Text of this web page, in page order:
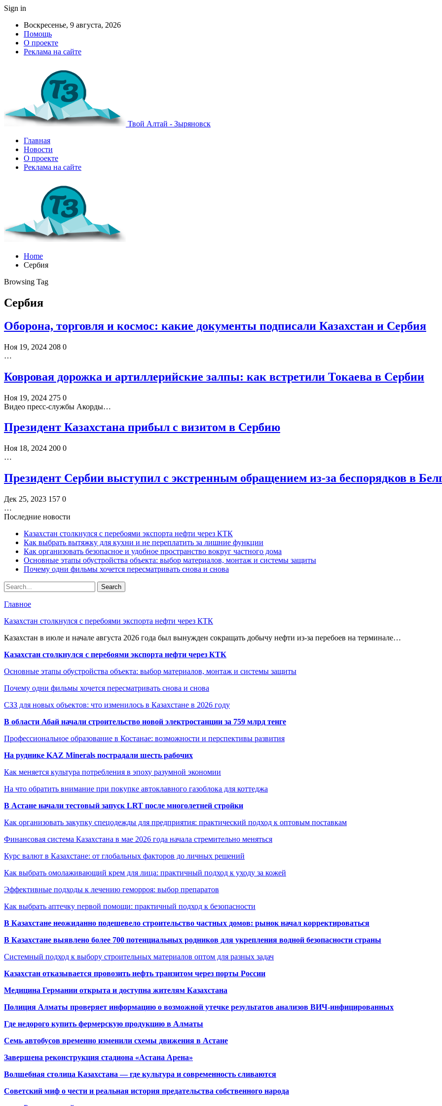
Sign in
Воскресенье, 9 августа, 2026
Помощь
О проекте
Реклама на сайте
Твой Алтай - Зыряновск
Главная
Новости
О проекте
Реклама на сайте
Home
Сербия
Browsing Tag
Сербия
Оборона, торговля и космос: какие документы подписали Казахстан и Сербия
Ноя 19, 2024 208 0
…
Ковровая дорожка и артиллерийские залпы: как встретили Токаева в Сербии
Ноя 19, 2024 275 0
Видео пресс-службы Акорды…
Президент Казахстана прибыл с визитом в Сербию
Ноя 18, 2024 200 0
…
Президент Сербии выступил с экстренным обращением из-за беспорядков в
Дек 25, 2023 157 0
…
Последние новости
Казахстан столкнулся с перебоями экспорта нефти через КТК
Как выбрать вытяжку для кухни и не переплатить за лишние функции
Как организовать безопасное и удобное пространство вокруг частного дома
Основные этапы обустройства объекта: выбор материалов, монтаж и системы защиты
Почему одни фильмы хочется пересматривать снова и снова
Главное
Казахстан столкнулся с перебоями экспорта нефти через КТК
Казахстан в июле и начале августа 2026 года был вынужден сокращать добычу нефти из-за перебоев на терминале…
Казахстан столкнулся с перебоями экспорта нефти через КТК
Основные этапы обустройства объекта: выбор материалов, монтаж и системы защиты
Почему одни фильмы хочется пересматривать снова и снова
СЗЗ для новых объектов: что изменилось в Казахстане в 2026 году
В области Абай начали строительство новой электростанции за 759 млрд тенге
Профессиональное образование в Костанае: возможности и перспективы развития
На руднике KAZ Minerals пострадали шесть рабочих
Как меняется культура потребления в эпоху разумной экономии
На что обратить внимание при покупке автоклавного газоблока для коттеджа
В Астане начали тестовый запуск LRT после многолетней стройки
Как организовать закупку спецодежды для предприятия: практический подход к оптовым поставкам
Финансовая система Казахстана в мае 2026 года начала стремительно меняться
Курс валют в Казахстане: от глобальных факторов до личных решений
Как выбрать омолаживающий крем для лица: практичный подход к уходу за кожей
Эффективные подходы к лечению геморроя: выбор препаратов
Как выбрать аптечку первой помощи: практичный подход к безопасности
В Казахстане неожиданно подешевело строительство частных домов: рынок начал корректироваться
В Казахстане выявлено более 700 потенциальных родников для укрепления водной безопасности страны
Системный подход к выбору строительных материалов оптом для разных задач
Казахстан отказывается провозить нефть транзитом через порты России
Медицина Германии открыта и доступна жителям Казахстана
Полиция Алматы проверяет информацию о возможной утечке результатов анализов ВИЧ-инфицированных
Где недорого купить фермерскую продукцию в Алматы
Семь автобусов временно изменили схемы движения в Астане
Завершена реконструкция стадиона «Астана Арена»
Волшебная столица Казахстана — где культура и современность сливаются
Советский миф о чести и реальная история предательства собственного народа